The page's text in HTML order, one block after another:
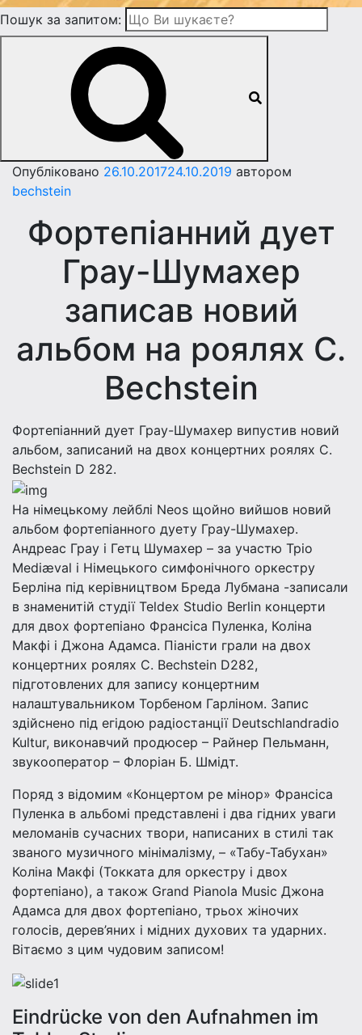
Пошук за запитом:
Опубліковано 26.10.201724.10.2019 автором
bechstein
Фортепіанний дует
Грау-Шумахер
записав новий
альбом на роялях C.
Bechstein
Фортепіанний дует Грау-Шумахер випустив новий
альбом, записаний на двох концертних роялях C.
Bechstein D 282.
Нa німецькому лейблі Neos щойно вийшов новий
альбом фортепіанного дуету Грау-Шумахер.
Андреас Грау і Гетц Шумахер – за участю Тріо
Mediæval і Німецького симфонічного оркестру
Берліна під керівництвом Бреда Лубмана -записали
в знаменитій студії Teldex Studio Berlin концерти
для двох фортепіано Франсіса Пуленка, Коліна
Макфі і Джона Адамса. Піаністи грали на двох
концертних роялях C. Bechstein D282,
підготовлених для запису концертним
налаштувальником Торбеном Гарліном. Запис
здійснено під егідою радіостанції Deutschlandradio
Kultur, виконавчий продюсер – Райнер Пельманн,
звукооператор – Флоріан Б. Шмідт.
Поряд з відомим «Концертом ре мінор» Фрaнсісa
Пуленкa в альбомі представлені і два гідних уваги
меломанів сучасних твори, написаних в стилі так
званого музичного мінімалізму, – «Табу-Табухан»
Коліна Макфі (Токката для оркестру і двох
фортепіано), а також Grand Pianola Music Джона
Адамса для двох фортепіано, трьох жіночих
голосів, дерев’яних і мідних духових та ударних.
Вітаємо з цим чудовим записом!
Eindrücke von den Aufnahmen im